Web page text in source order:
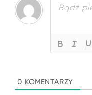
0 KOMENTARZY